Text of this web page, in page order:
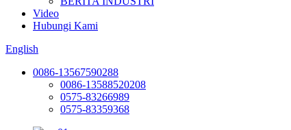
Video
Hubungi Kami
English
0086-13567590288
0086-13588520208
0575-83266989
0575-83359368